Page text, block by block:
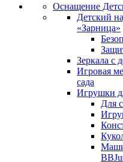
Оснащение
Детский
«Зарница»
Зеркала с
Игровая
сада
Игрушки
Для